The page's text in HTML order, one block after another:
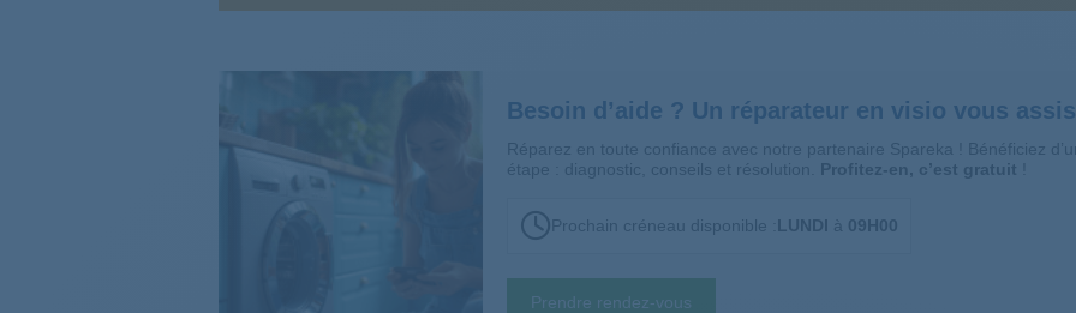
Besoin d’aide ? Un réparateur en visio vous
Réparez en toute confiance avec notre partenaire Spareka ! Bénéficiez
étape : diagnostic, conseils et résolution. Profitez-en, c’est gratuit
Prochain créneau disponible : LUNDI à 09H00
Prendre rendez-vous